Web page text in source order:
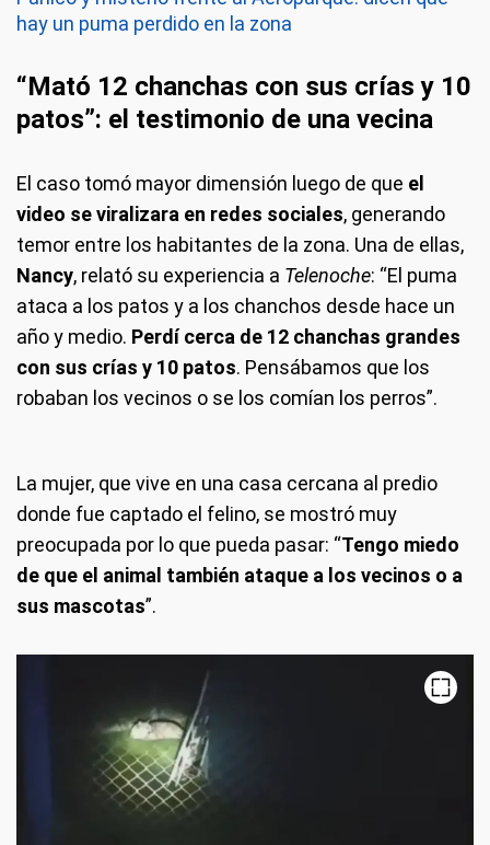
hay un puma perdido en la zona
“Mató 12 chanchas con sus crías y 10
patos”: el testimonio de una vecina
El caso tomó mayor dimensión luego de que el
video se viralizara en redes sociales, generando
temor entre los habitantes de la zona. Una de ellas,
Nancy, relató su experiencia a Telenoche: “El puma
ataca a los patos y a los chanchos desde hace un
año y medio. Perdí cerca de 12 chanchas grandes
con sus crías y 10 patos. Pensábamos que los
robaban los vecinos o se los comían los perros”.
La mujer, que vive en una casa cercana al predio
donde fue captado el felino, se mostró muy
preocupada por lo que pueda pasar: “Tengo miedo
de que el animal también ataque a los vecinos o a
sus mascotas”.